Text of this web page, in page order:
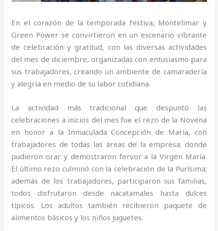
En el corazón de la temporada festiva, Montelimar y
Green Power se convirtieron en un escenario vibrante
de celebración y gratitud, con las diversas actividades
del mes de diciembre, organizadas con entusiasmo para
sus trabajadores, creando un ambiente de camaradería
y alegría en medio de su labor cotidiana.
La actividad más tradicional que despuntó las
celebraciones a inicios del mes fue el rezo de la Novena
en honor a la Inmaculada Concepción de María, con
trabajadores de todas las áreas de la empresa; donde
pudieron orar y demostraron fervor a la Virgen María.
El último rezo culminó con la celebración de la Purísima;
además de los trabajadores, participaron sus familias,
todos disfrutaron desde nacatamales hasta dulces
típicos. Los adultos también recibieron paquete de
alimentos básicos y los niños juguetes.